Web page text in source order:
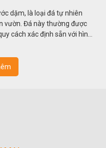
dặm, là loại đá tự nhiên
vườn. Đá này thường được
cách xác định sẵn với hình
khác nhau.